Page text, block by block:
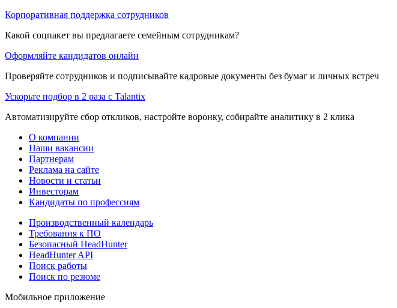
Корпоративная поддержка сотрудников
Какой соцпакет вы предлагаете семейным сотрудникам?
Оформляйте кандидатов онлайн
Проверяйте сотрудников и подписывайте кадровые документы без бумаг и личных встреч
Ускорьте подбор в 2 раза с Talantix
Автоматизируйте сбор откликов, настройте воронку, собирайте аналитику в 2 клика
О компании
Наши вакансии
Партнерам
Реклама на сайте
Новости и статьи
Инвесторам
Кандидаты по профессиям
Производственный календарь
Требования к ПО
Безопасный HeadHunter
HeadHunter API
Поиск работы
Поиск по резюме
Мобильное приложение